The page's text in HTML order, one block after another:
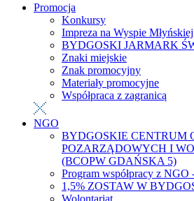
Promocja
Konkursy
Impreza na Wyspie Młyńskiej
BYDGOSKI JARMARK
Znaki miejskie
Znak promocyjny
Materiały promocyjne
Współpraca z zagranicą
NGO
BYDGOSKIE CENTRUM
POZARZĄDOWYCH I
(BCOPW GDAŃSKA 5)
Program współpracy z NGO
1,5% ZOSTAW W
Wolontariat